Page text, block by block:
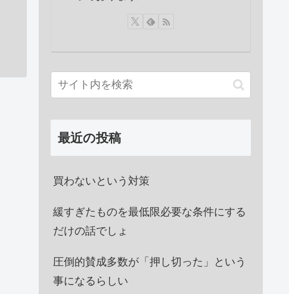
最近の投稿
買わないという対策
緩すぎたものを最低限必要な条件にする
だけの話でしょ
圧倒的賛成多数が「押し切った」という
事になるらしい